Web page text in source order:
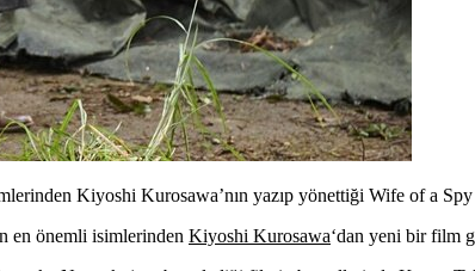
Kiyoshi Kurosawa’nın yazıp yönettiği Wife of a
en önemli isimlerinden Kiyoshi Kurosawa‘dan yeni bir film